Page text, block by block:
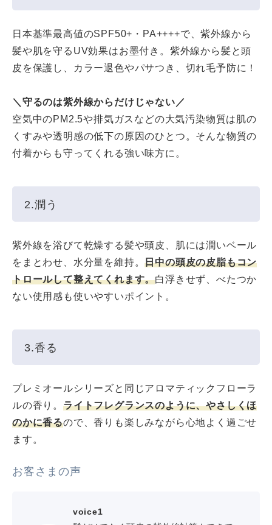
日本基準最高値のSPF50+・PA++++で、紫外線から
髪や肌を守るUV効果はお墨付き。紫外線から髪と頭
皮を保護し、カラー退色やパサつき、切れ毛予防に！
＼守るのは紫外線からだけじゃない／
空気中のPM2.5や排気ガスなどの大気汚染物質は肌の
くすみや透明感の低下の原因のひとつ。そんな物質の
付着からも守ってくれる強い味方に。
2.潤う
紫外線を浴びて乾燥する髪や頭皮、肌には潤いベール
をまとわせ、水分量を維持。日中の頭皮の皮脂もコン
トロールして整えてくれます。白浮きせず、べたつか
ない使用感も使いやすいポイント。
3.香る
プレミオールシリーズと同じアロマティックフローラ
ルの香り。 ライトフレグランスのように、やさしくほ
のかに香るので、香りも楽しみながら心地よく過ごせ
ます。
お客さまの声
voice1